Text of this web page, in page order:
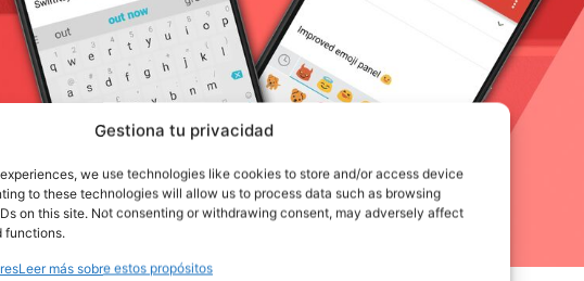
Gestiona tu privacidad
we use technologies like cookies to store and/or access device
to these technologies will allow us to process data such as browsing
on this site. Not consenting or withdrawing consent, may adversely affect
functions.
Leer más sobre estos propósitos